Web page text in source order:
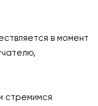
в момент
стремимся